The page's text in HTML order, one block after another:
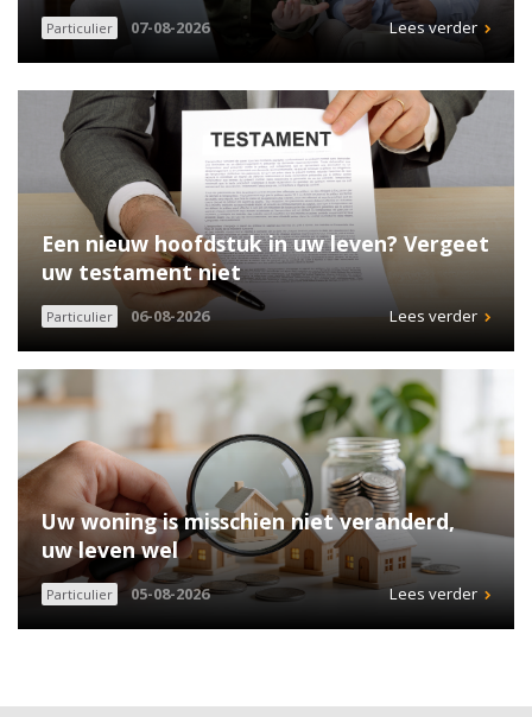
Particulier 07-08-2026 Lees verder
Particulier 06-08-2026
Een nieuw hoofdstuk in uw leven? Vergeet
uw testament niet
Lees verder
Particulier 05-08-2026
Uw woning is misschien niet veranderd,
uw leven wel
Lees verder